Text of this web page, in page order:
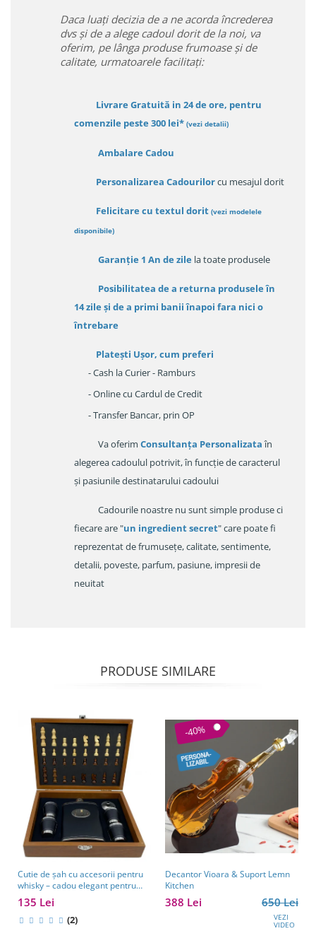
Daca luați decizia de a ne acorda încrederea
dvs și de a alege cadoul dorit de la noi, va
oferim, pe lânga produse frumoase și de
calitate, urmatoarele facilitați:
Livrare Gratuită in 24 de ore, pentru
comenzile peste 300 lei* (vezi detalii)
Ambalare Cadou
Personalizarea Cadourilorcu mesajul dorit
Felicitare cu textul dorit (vezi modelele
disponibile)
Garanție 1 An de zile la toate produsele
Posibilitatea de a returna produsele în
14 zileși de a primi banii înapoi fara nici o
întrebare
Platești Ușor, cum preferi
- Cash la Curier - Ramburs
- Online cu Cardul de Credit
- Transfer Bancar, prin OP
Va oferim Consultanța Personalizataîn
alegerea cadoulul potrivit, în funcție de caracterul
și pasiunile destinatarului cadoului
Cadourile noastre nu sunt simple produse ci
fiecare are "un ingredient secret" care poate fi
reprezentat de frumusețe, calitate, sentimente,
detalii, poveste, parfum, pasiune, impresii de
neuitat
PRODUSE SIMILARE
Cutie de șah cu accesorii pentru
whisky – cadou elegant pentru
bărbați pasionați de strategie.
TOP 10 Cadouri Barbati
135 Lei
(2)
-40%
Decantor Vioara & Suport Lemn
Kitchen
650 Lei
388 Lei
VEZI
VIDEO